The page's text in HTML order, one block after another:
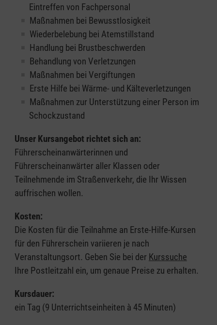
Eintreffen von Fachpersonal
Maßnahmen bei Bewusstlosigkeit
Wiederbelebung bei Atemstillstand
Handlung bei Brustbeschwerden
Behandlung von Verletzungen
Maßnahmen bei Vergiftungen
Erste Hilfe bei Wärme- und Kälteverletzungen
Maßnahmen zur Unterstützung einer Person im
Schockzustand
Unser Kursangebot richtet sich an:
Führerscheinanwärterinnen und
Führerscheinanwärter aller Klassen oder
Teilnehmende im Straßenverkehr, die Ihr Wissen
auffrischen wollen.
Kosten:
Die Kosten für die Teilnahme an Erste-Hilfe-Kursen
für den Führerschein variieren je nach
Veranstaltungsort. Geben Sie bei der Kurssuche
Ihre Postleitzahl ein, um genaue Preise zu erhalten.
Kursdauer:
ein Tag (9 Unterrichtseinheiten à 45 Minuten)